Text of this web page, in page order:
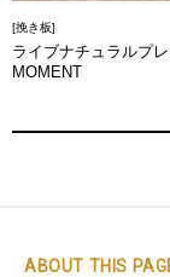
[挽き板]
ライブナチュラルプ
MOMENT
ABOUT THIS